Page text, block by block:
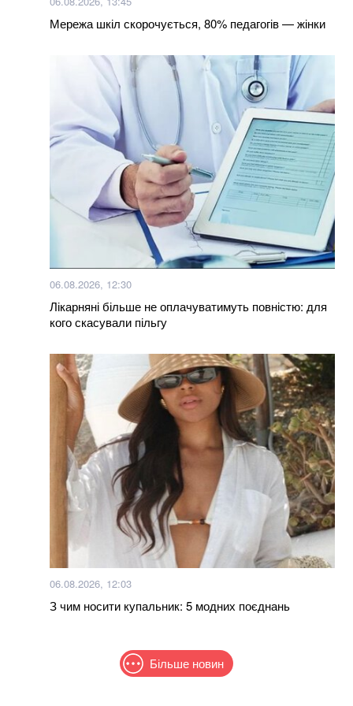
100% фальсифікат: у Тернополі продають масло з
заводу, який давно перетворився на руїни
Більше новин
Мережа шкіл скорочується, 80% педагогів — жінки
06.08.2026, 12:30
Лікарняні більше не оплачуватимуть повністю: для
кого скасували пільгу
06.08.2026, 12:03
З чим носити купальник: 5 модних поєднань
Більше новин